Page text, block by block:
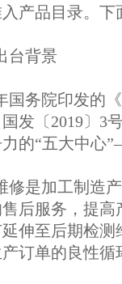
产品目录。
台背景
国务院印发的
发〔2019〕3
的“五大中心
修是加工制造
后服务，提
伸至后期检
订单的良性